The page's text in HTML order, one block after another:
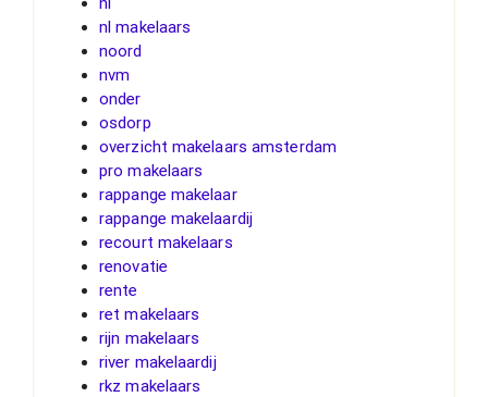
nl makelaars
noord
nvm
onder
osdorp
overzicht makelaars amsterdam
pro makelaars
rappange makelaar
rappange makelaardij
recourt makelaars
renovatie
rente
ret makelaars
rijn makelaars
river makelaardij
rkz makelaars